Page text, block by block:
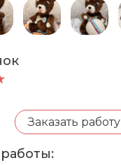
Заказать работу